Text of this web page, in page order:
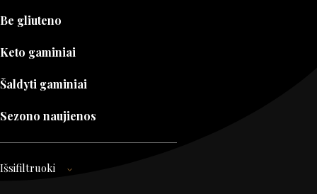
Be gliuteno
Keto gaminiai
Šaldyti gaminiai
Sezono naujienos
Išsifiltruoki